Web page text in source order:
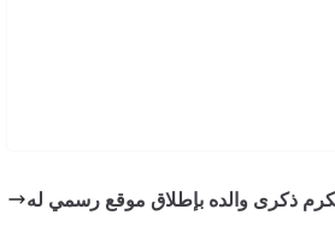
ذكرى والده بإطلاق موقع رسمي له